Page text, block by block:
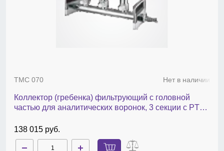
TMC 070 Нет в наличии
Коллектор (гребенка) фильтрующий с головной
частью для аналитических воронок, 3 секции с PTFE
138 015 руб.